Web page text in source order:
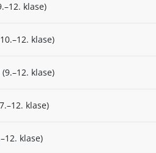
klase)
klase)
(9.–12. klase)
klase)
klase)